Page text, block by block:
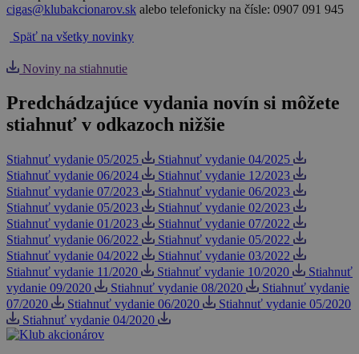
cigas@klubakcionarov.sk alebo telefonicky na čísle: 0907 091 945
Späť na všetky novinky
Noviny na stiahnutie
Predchádzajúce vydania novín si môžete
stiahnuť v odkazoch nižšie
Stiahnuť vydanie 05/2025
Stiahnuť vydanie 04/2025
Stiahnuť vydanie 06/2024
Stiahnuť vydanie 12/2023
Stiahnuť vydanie 07/2023
Stiahnuť vydanie 06/2023
Stiahnuť vydanie 05/2023
Stiahnuť vydanie 02/2023
Stiahnuť vydanie 01/2023
Stiahnuť vydanie 07/2022
Stiahnuť vydanie 06/2022
Stiahnuť vydanie 05/2022
Stiahnuť vydanie 04/2022
Stiahnuť vydanie 03/2022
Stiahnuť vydanie 11/2020
Stiahnuť vydanie 10/2020
Stiahnuť
vydanie 09/2020
Stiahnuť vydanie 08/2020
Stiahnuť vydanie
07/2020
Stiahnuť vydanie 06/2020
Stiahnuť vydanie 05/2020
Stiahnuť vydanie 04/2020